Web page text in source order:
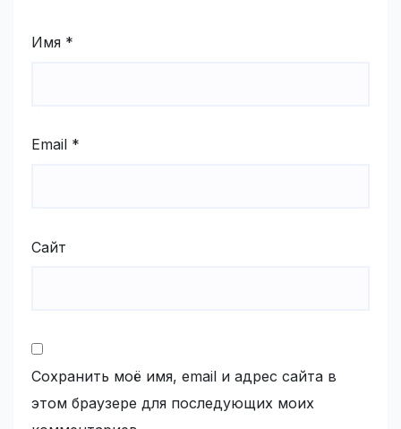
Имя *
Email *
Сайт
Сохранить моё имя, email и адрес сайта в
этом браузере для последующих моих